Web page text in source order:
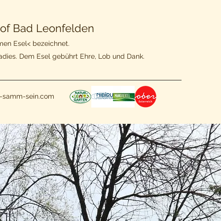
Bad Leonfelden
Esel< bezeichnet.
Dem Esel gebührt Ehre, Lob und Dank.
samm-sein.com